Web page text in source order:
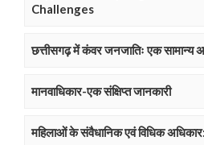
Challenges
छत्तीसगढ़ में कंवर जनजातिः एक सामान्य
मानवाधिकार-एक संक्षिप्त जानकारी
महिलाओं के संवैधानिक एवं विधिक